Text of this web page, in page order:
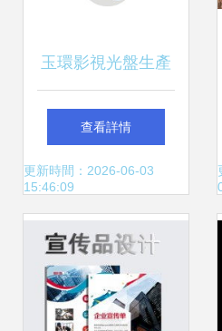
玉環影視光盤生產
供應商 從攝影圖文
到光盤制作的全流
查看詳情
更新時間：2026-06-03
15:46:09